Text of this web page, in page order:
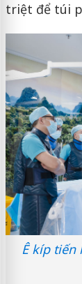
triệt để túi
Ê kíp tiến